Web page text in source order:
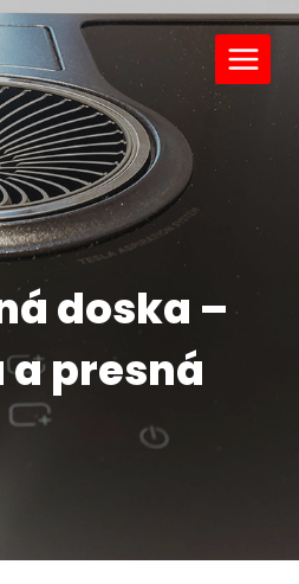
doska –
presná